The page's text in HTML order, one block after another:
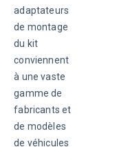
adaptateurs
de montage
du kit
conviennent
à une vaste
gamme de
fabricants et
de modèles
de véhicules